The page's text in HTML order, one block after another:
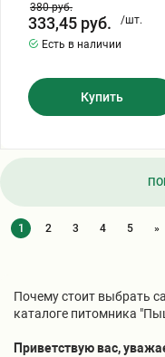
380руб.
333,45 руб.
/шт.
Есть в наличии
Купить
1 2 3 4 5 »
Почему стоит выбрать
каталоге питомника
Приветствую вас,